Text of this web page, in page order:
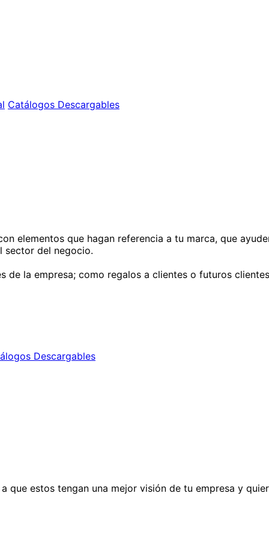
Catálogos Descargables
elementos que hagan referencia a tu marca, que
sector del negocio.
de la empresa; como regalos a clientes o futuros
Descargables
que estos tengan una mejor visión de tu empresa y